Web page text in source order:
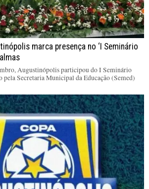
marca presença no ‘I Seminário
Augustinópolis participou do I Seminário
pela Secretaria Municipal da Educação (Semed)